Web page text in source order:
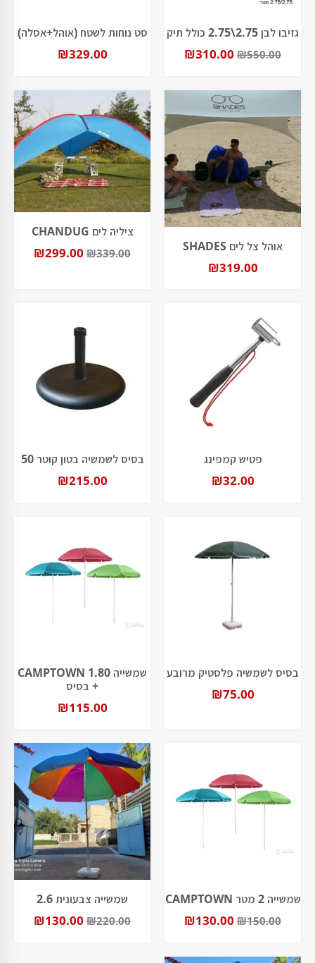
גזיבו לבן 2.75\2.75 כולל תיק
₪550.00
₪310.00
סט נוחות לשטח (אוהל+אסלה)
₪329.00
אוהל צל לים SHADES
₪319.00
ציליה לים CHANDUG
₪339.00
₪299.00
פטיש קמפינג
₪32.00
בסיס לשמשיה בטון קוטר 50
₪215.00
בסיס לשמשיה פלסטיק מרובע
₪75.00
שמשייה 1.80 CAMPTOWN
+ בסיס
₪115.00
שמשייה 2 מטר CAMPTOWN
₪150.00
₪130.00
שמשייה צבעונית 2.6
₪220.00
₪130.00